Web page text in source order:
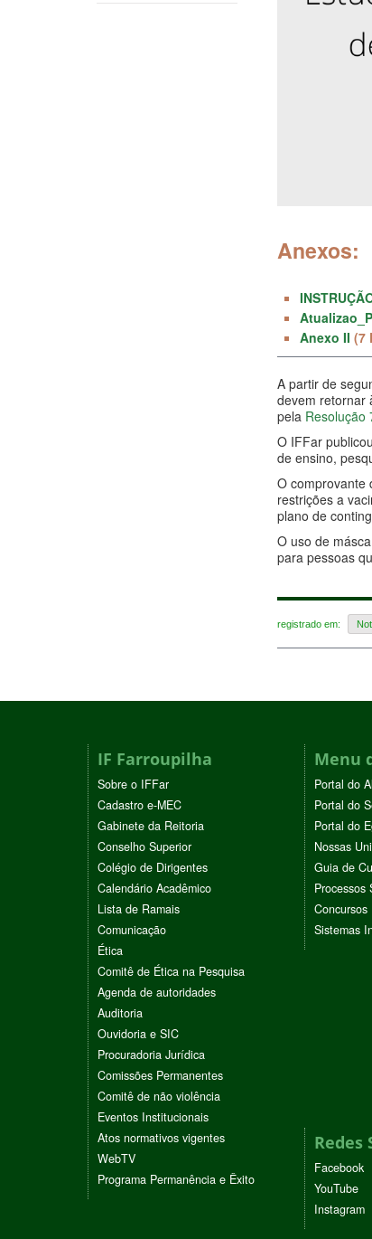
Anexos:
Anexo II (7
A partir de
devem retornar
pela Resolução
O IFFar
de ensino,
O comprovante
restrições a
plano de
O uso de
para pessoas
registrado em:
IF Farroupilha
Sobre o IFFar
Cadastro e-MEC
Gabinete da Reitoria
Conselho Superior
Colégio de Dirigentes
Calendário Acadêmico
Lista de Ramais
Comunicação
Ética
Comitê de Ética na Pesquisa
Agenda de autoridades
Auditoria
Ouvidoria e SIC
Procuradoria Jurídica
Comissões Permanentes
Comitê de não violência
Eventos Institucionais
Atos normativos vigentes
WebTV
Programa Permanência e Êxito
Menu
Portal do
Portal do
Portal do
Nossas
Guia de
Processos
Concursos
Sistemas
Redes
Facebook
YouTube
Instagram